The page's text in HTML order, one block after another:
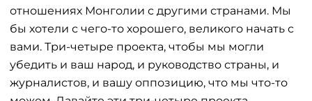
отношениях Монголии с другими странами. Мы
бы хотели с чего-то хорошего, великого начать с
вами. Три-четыре проекта, чтобы мы могли
убедить и ваш народ, и руководство страны, и
журналистов, и вашу оппозицию, что мы что-то